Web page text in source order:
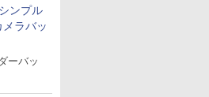
ンプル
ラバッ
ーバッ